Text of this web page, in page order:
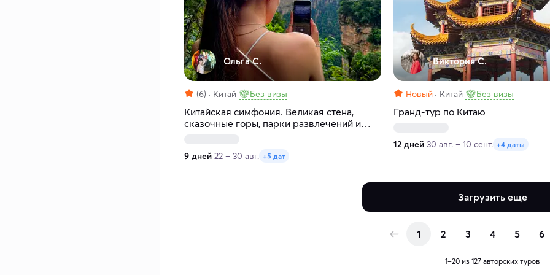
Ольга С.
(6) Китай Без визы
Китайская симфония. Великая стена,
сказочные горы, парки развлечений и
9 дней 22 – 30 авг. +5 дат
Виктория С.
Новый Китай Без визы
Гранд-тур по Китаю
12 дней 30 авг. – 10 сент. +4 даты
Загрузить еще
1 2 3 4 5 6
1–20 из 127 авторских туров